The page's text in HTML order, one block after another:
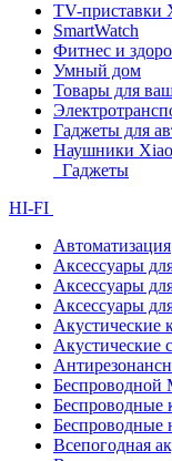
TV-приставки
SmartWatch
Фитнес и
Умный дом
Товары для
Гаджеты для
Наушники
Гаджеты
HI-FI
Автоматизация
Аксессуары
Аксессуары
Аксессуары
Акустические
Акустические
Беспроводной
Беспроводные
Беспроводные
Всепогодная